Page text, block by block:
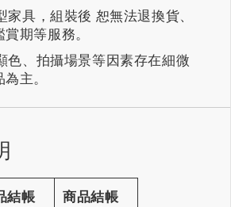
家具，組裝後 恕無法退換貨、
期等服務。
色、拍攝場景等因素存在細微
主。
結帳
商品結帳